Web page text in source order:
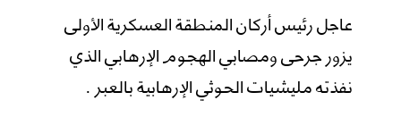
عاجل رئيس أركان المنطقة العسكرية الأولى
يزور جرحى ومصابي الهجوم الإرهابي الذي
نفذته مليشيات الحوثي الإرهابية بالعبر .